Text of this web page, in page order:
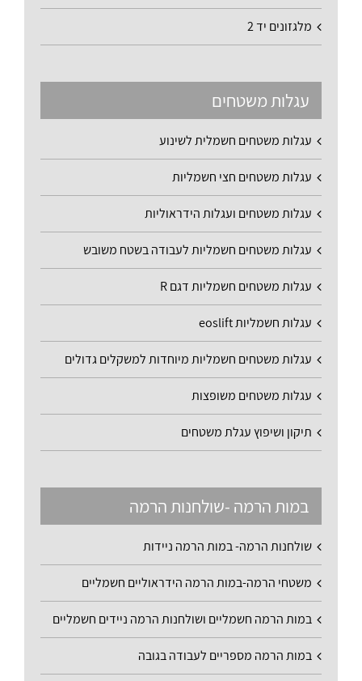
מלגזונים יד 2
עגלות משטחים
עגלות משטחים חשמלית לשינוע
עגלות משטחים חצי חשמליות
עגלות משטחים ועגלות הידראוליות
עגלות משטחים חשמליות לעבודה בשטח משובש
עגלות משטחים חשמליות דגם R
עגלות חשמליות eoslift
עגלות משטחים חשמליות מיוחדות למשקלים גדולים
עגלות משטחים משופצות
תיקון ושיפוץ עגלת משטחים
במות הרמה -שולחנות הרמה
שולחנות הרמה- במות הרמה ניידות
משטחי הרמה-במות הרמה הידראוליים חשמליים
במות הרמה חשמליים ושולחנות הרמה ניידים חשמליים
במות הרמה מספריים לעבודה בגובה